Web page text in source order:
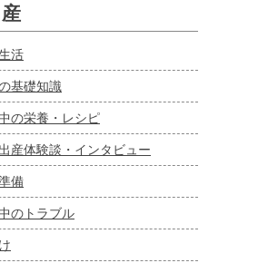
活
基礎知識
の栄養・レシピ
産体験談・インタビュー
備
のトラブル